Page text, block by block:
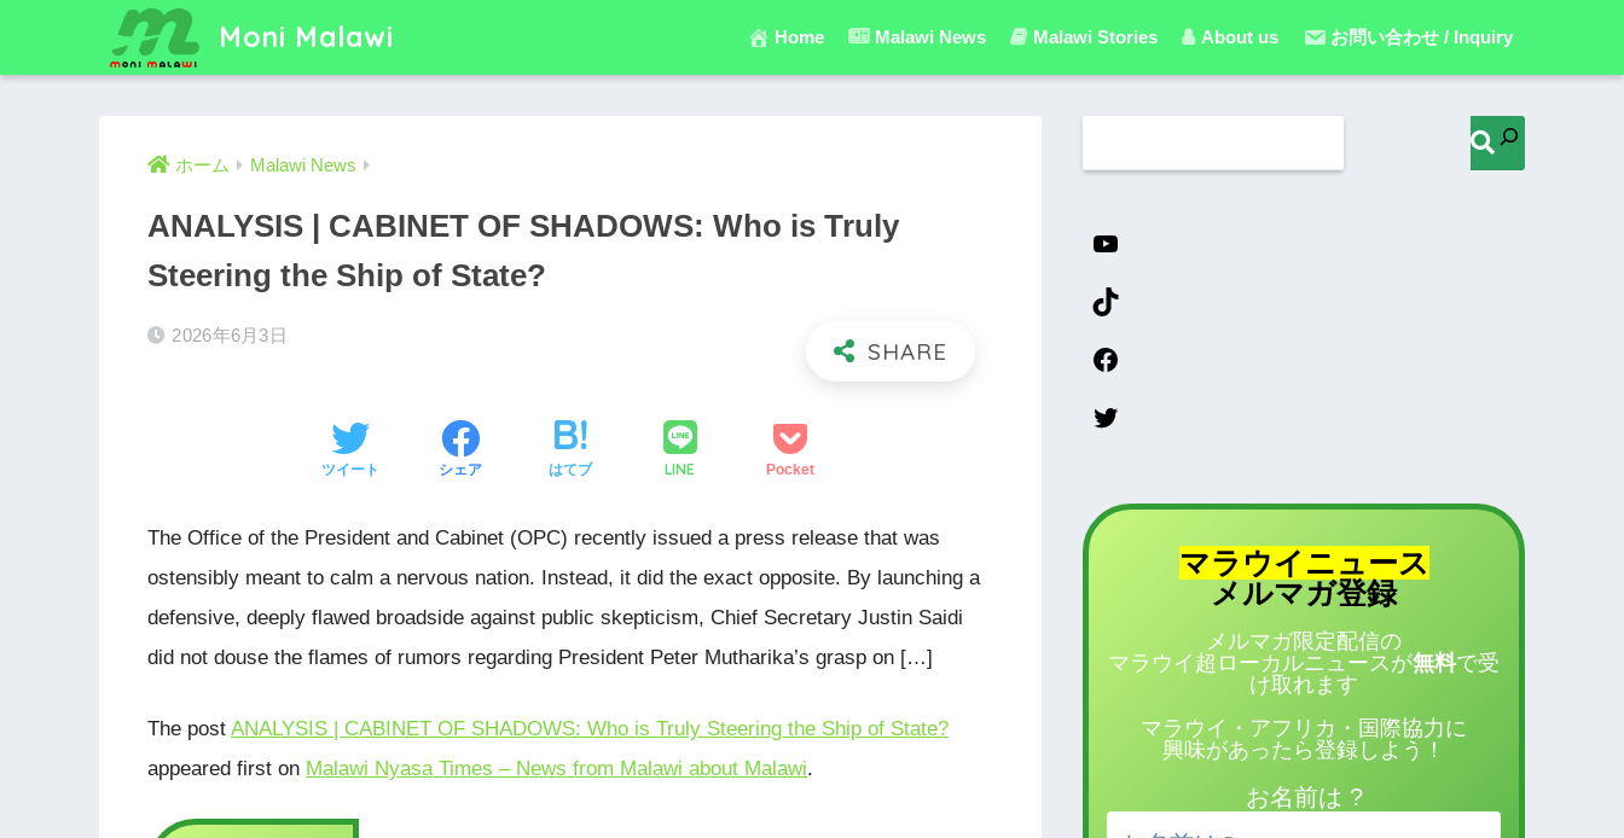
Moni Malawi Home Malawi News Malawi Stories About us お問い合わせ / Inquiry
ホーム Malawi News
ANALYSIS | CABINET OF SHADOWS: Who is Truly
Steering the Ship of State?
2026年6月3日
ツイート シェア はてブ LINE Pocket
The Office of the President and Cabinet (OPC) recently issued a press release that was
ostensibly meant to calm a nervous nation. Instead, it did the exact opposite. By launching a
defensive, deeply flawed broadside against public skepticism, Chief Secretary Justin Saidi
did not douse the flames of rumors regarding President Peter Mutharika’s grasp on […]
The post ANALYSIS | CABINET OF SHADOWS: Who is Truly Steering the Ship of State?
appeared first on Malawi Nyasa Times – News from Malawi about Malawi.
マラウイニュース
メルマガ登録
メルマガ限定配信の
マラウイ超ローカルニュースが無料で受
け取れます
マラウイ・アフリカ・国際協力に
興味があったら登録しよう！
お名前は ?